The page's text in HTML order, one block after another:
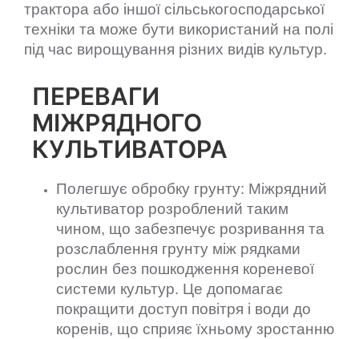
трактора або іншої сільськогосподарської
техніки та може бути використаний на полі
під час вирощування різних видів культур.
ПЕРЕВАГИ
МІЖРЯДНОГО
КУЛЬТИВАТОРА
Полегшує обробку грунту: Міжрядний
культиватор розроблений таким
чином, що забезпечує розривання та
розслаблення грунту між рядками
рослин без пошкодження кореневої
системи культур. Це допомагає
покращити доступ повітря і води до
коренів, що сприяє їхньому зростанню